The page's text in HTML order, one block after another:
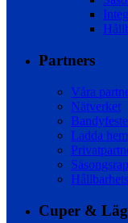
Partners
Våra
Nätverket
Ladda
Cuper &